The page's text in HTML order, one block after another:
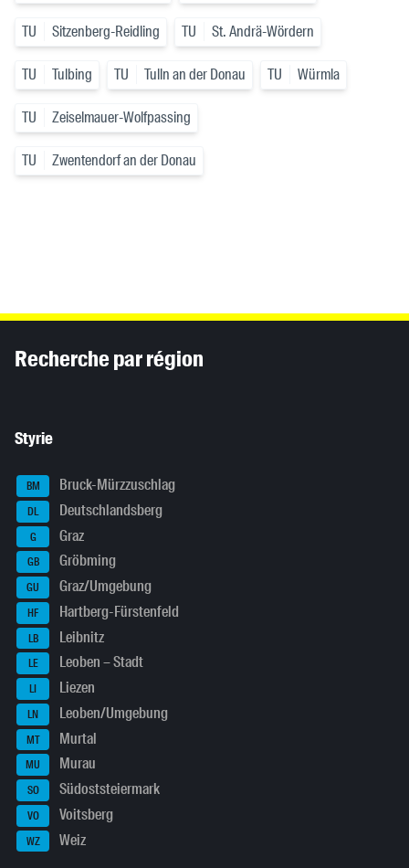
TU Sitzenberg-Reidling TU St. Andrä-Wördern
TU Tulbing TU Tulln an der Donau TU Würmla
TU Zeiselmauer-Wolfpassing
TU Zwentendorf an der Donau
Recherche par région
Styrie
BM Bruck-Mürzzuschlag
DL Deutschlandsberg
G Graz
GB Gröbming
GU Graz/Umgebung
HF Hartberg-Fürstenfeld
LB Leibnitz
LE Leoben – Stadt
LI Liezen
LN Leoben/Umgebung
MT Murtal
MU Murau
SO Südoststeiermark
VO Voitsberg
WZ Weiz